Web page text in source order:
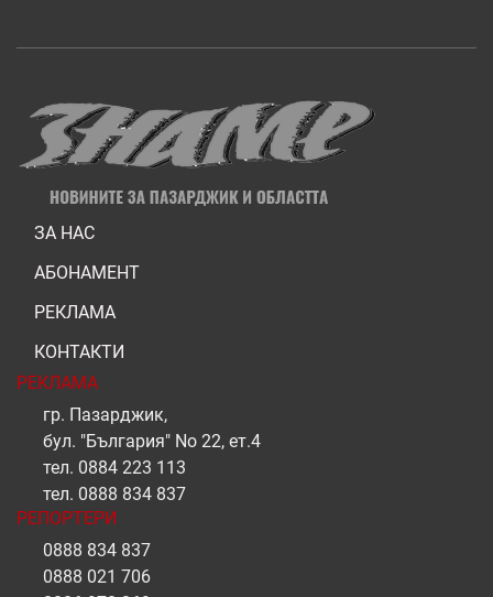
ЗА НАС
АБОНАМЕНТ
РЕКЛАМА
КОНТАКТИ
РЕКЛАМА
гр. Пазарджик,
бул. "България" No 22, ет.4
тел. 0884 223 113
тел. 0888 834 837
РЕПОРТЕРИ
0888 834 837
0888 021 706